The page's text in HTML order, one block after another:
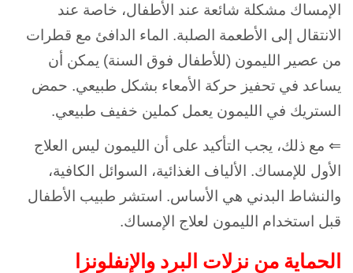
الإمساك مشكلة شائعة عند الأطفال، خاصة عند
الانتقال إلى الأطعمة الصلبة. الماء الدافئ مع قطرات
من عصير الليمون (للأطفال فوق السنة) يمكن أن
يساعد في تحفيز حركة الأمعاء بشكل طبيعي. حمض
الستريك في الليمون يعمل كملين خفيف طبيعي.
⇐ مع ذلك، يجب التأكيد على أن الليمون ليس العلاج
الأول للإمساك. الألياف الغذائية، السوائل الكافية،
والنشاط البدني هي الأساس. استشر طبيب الأطفال
قبل استخدام الليمون لعلاج الإمساك.
الحماية من نزلات البرد والإنفلونزا